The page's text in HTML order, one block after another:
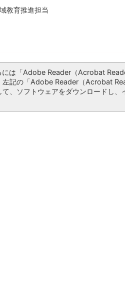
教育推進担当
には「Adobe Reader（Acrobat
左記の「Adobe Reader（Acrobat
、ソフトウェアをダウンロードし、